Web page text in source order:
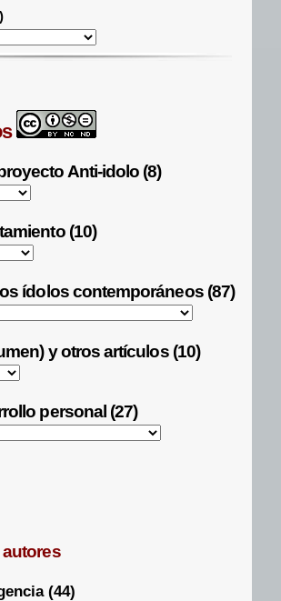
Anti-idolo (8)
(10)
ídolos contemporáneos (87)
y otros artículos (10)
personal (27)
(44)